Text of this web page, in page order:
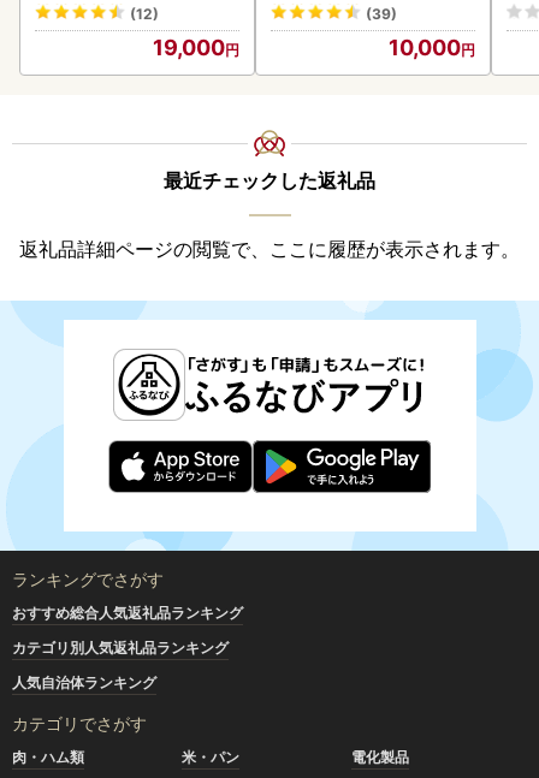
(12)
19,000
(39)
10,000
最近チェックした返礼品
返礼品詳細ページの閲覧で、ここに履歴が表示されます。
ランキングでさがす
おすすめ総合人気返礼品ランキング
カテゴリ別人気返礼品ランキング
人気自治体ランキング
カテゴリでさがす
肉・ハム類 米・パン
電化製品